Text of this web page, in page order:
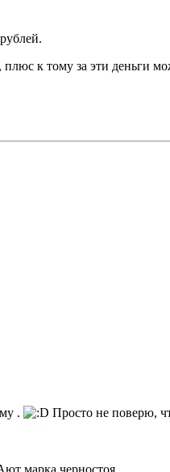
к тому за эти деньги
.
Просто не поверю,